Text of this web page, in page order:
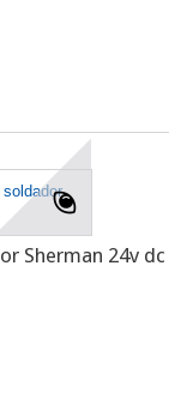
Sherman 24v dc